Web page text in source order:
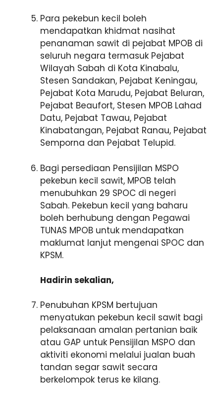
Para pekebun kecil boleh
mendapatkan khidmat nasihat
penanaman sawit di pejabat MPOB di
seluruh negara termasuk Pejabat
Wilayah Sabah di Kota Kinabalu,
Stesen Sandakan, Pejabat Keningau,
Pejabat Kota Marudu, Pejabat Beluran,
Pejabat Beaufort, Stesen MPOB Lahad
Datu, Pejabat Tawau, Pejabat
Kinabatangan, Pejabat Ranau, Pejabat
Semporna dan Pejabat Telupid.
Bagi persediaan Pensijilan MSPO
pekebun kecil sawit, MPOB telah
menubuhkan 29 SPOC di negeri
Sabah. Pekebun kecil yang baharu
boleh berhubung dengan Pegawai
TUNAS MPOB untuk mendapatkan
maklumat lanjut mengenai SPOC dan
KPSM.
Hadirin sekalian,
Penubuhan KPSM bertujuan
menyatukan pekebun kecil sawit bagi
pelaksanaan amalan pertanian baik
atau GAP untuk Pensijilan MSPO dan
aktiviti ekonomi melalui jualan buah
tandan segar sawit secara
berkelompok terus ke kilang.